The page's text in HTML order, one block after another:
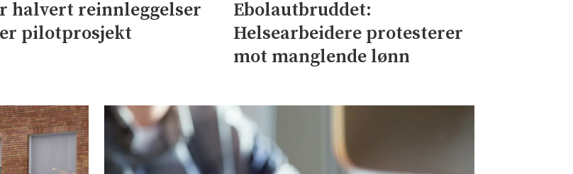
halvert reinnleggelser
pilotprosjekt
Ebolautbruddet:
Helsearbeidere protesterer
mot manglende lønn